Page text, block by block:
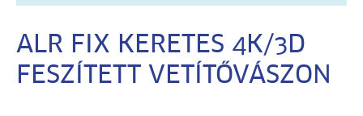
ALR FIX KERETES 4K/3D
FESZÍTETT VETÍTŐVÁSZON